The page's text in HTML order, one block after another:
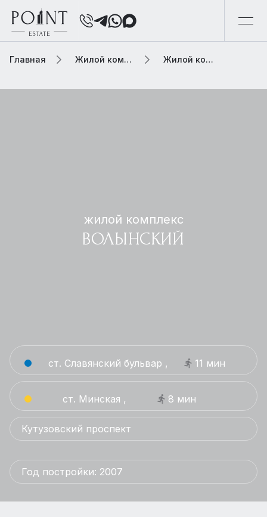
Главная Жилой комплекс Жилой комплекс волынский
жилой комплекс
ВОЛЫНСКИЙ
ст. Славянский бульвар , 11 мин
ст. Минская , 8 мин
Кутузовский проспект
Год постройки: 2007